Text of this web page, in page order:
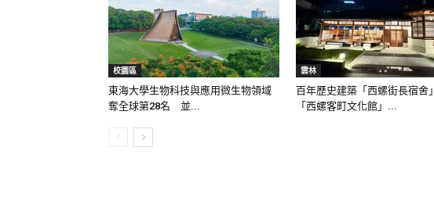
校園區
東海大學生物科技與應用微生物領域
奪全球第28名 並...
雲林
百年歷史建築「西螺街長宿舍
「西螺客町文化館」...